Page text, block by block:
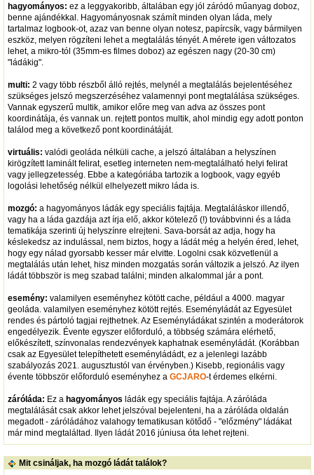
hagyományos: ez a leggyakoribb, általában egy jól záródó műanyag doboz,
benne ajándékkal. Hagyományosnak számít minden olyan láda, mely
tartalmaz logbook-ot, azaz van benne olyan notesz, papírcsík, vagy bármilyen
eszköz, melyen rögzíteni lehet a megtalálás tényét. A mérete igen változatos
lehet, a mikro-tól (35mm-es filmes doboz) az egészen nagy (20-30 cm)
"ládákig".
multi: 2 vagy több részből álló rejtés, melynél a megtalálás bejelentéséhez
szükséges jelszó megszerzéséhez valamennyi pont megtalálása szükséges.
Vannak egyszerű multik, amikor előre meg van adva az összes pont
koordinátája, és vannak un. rejtett pontos multik, ahol mindig egy adott ponton
találod meg a következő pont koordinátáját.
virtuális: valódi geoláda nélküli cache, a jelszó általában a helyszínen
kirögzített laminált felirat, esetleg interneten nem-megtalálható helyi felirat
vagy jellegzetesség. Ebbe a kategóriába tartozik a logbook, vagy egyéb
logolási lehetőség nélkül elhelyezett mikro láda is.
mozgó: a hagyományos ládák egy speciális fajtája. Megtaláláskor illendő,
vagy ha a láda gazdája azt írja elő, akkor kötelező (!) továbbvinni és a láda
tematikája szerinti új helyszínre elrejteni. Sava-borsát az adja, hogy ha
késlekedsz az indulással, nem biztos, hogy a ládát még a helyén éred, lehet,
hogy egy nálad gyorsabb kesser már elvitte. Logolni csak közvetlenül a
megtalálás után lehet, hisz minden mozgatás során változik a jelszó. Az ilyen
ládát többször is meg szabad találni; minden alkalommal jár a pont.
esemény: valamilyen eseményhez kötött cache, például a 4000. magyar
geoláda. valamilyen eseményhez kötött rejtés. Eseményládát az Egyesület
rendes és pártoló tagjai rejthetnek. Az Eseményládákat szintén a moderátorok
engedélyezik. Évente egyszer előforduló, a többség számára elérhető,
előkészített, színvonalas rendezvények kaphatnak eseményládát. (Korábban
csak az Egyesület telepíthetett eseményládádt, ez a jelenlegi lazább
szabályozás 2021. augusztustól van érvényben.) Kisebb, regionális vagy
évente többször előforduló eseményhez a GCJARO-t érdemes elkérni.
záróláda: Ez a hagyományos ládák egy speciális fajtája. A záróláda
megtalálását csak akkor lehet jelszóval bejelenteni, ha a záróláda oldalán
megadott - záróládához valahogy tematikusan kötődő - "előzmény" ládákat
már mind megtaláltad. Ilyen ládát 2016 júniusa óta lehet rejteni.
Mit csináljak, ha mozgó ládát találok?